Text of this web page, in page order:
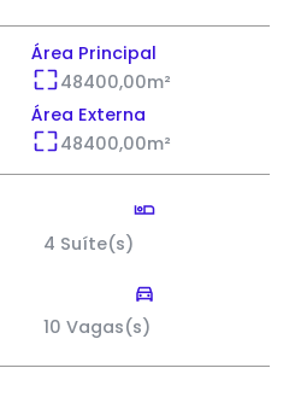
Área Principal
48400,00m²
Área Externa
48400,00m²
4 Suíte(s)
10 Vagas(s)